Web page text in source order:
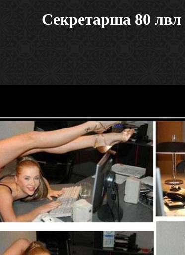
Секретарша 80 лвл